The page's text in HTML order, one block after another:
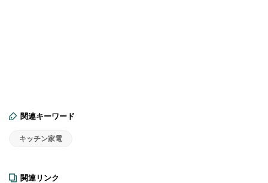
関連キーワード
キッチン家電
関連リンク